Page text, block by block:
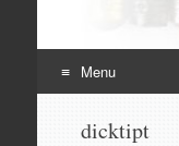
Menu
dicktipt